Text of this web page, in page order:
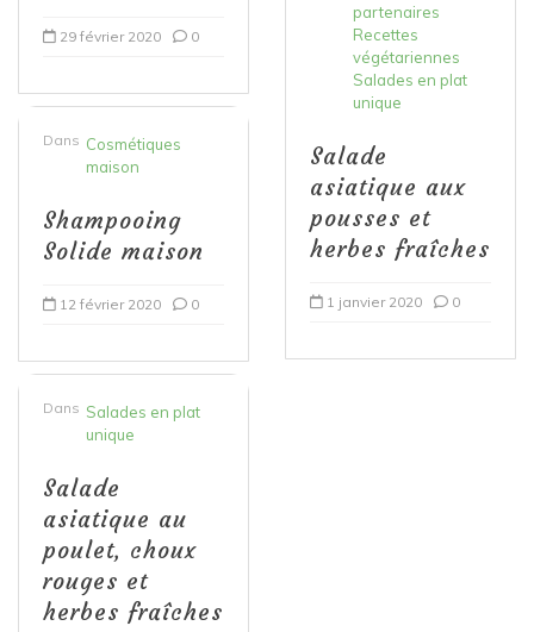
29 février 2020 0
Dans Cosmétiques
maison
Shampooing
Solide maison
12 février 2020 0
Dans Salades en plat
unique
Salade
asiatique au
poulet, choux
rouges et
herbes fraîches
partenaires
Recettes
végétariennes
Salades en plat
unique
Salade
asiatique aux
pousses et
herbes fraîches
1 janvier 2020 0